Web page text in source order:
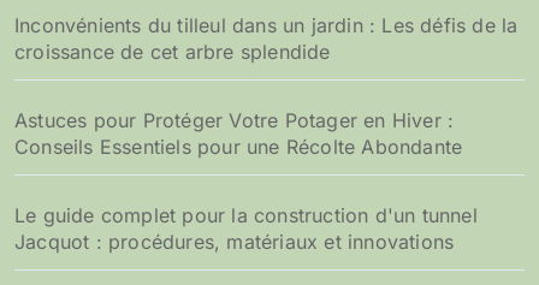
Inconvénients du tilleul dans un jardin : Les défis de la
croissance de cet arbre splendide
Astuces pour Protéger Votre Potager en Hiver :
Conseils Essentiels pour une Récolte Abondante
Le guide complet pour la construction d'un tunnel
Jacquot : procédures, matériaux et innovations